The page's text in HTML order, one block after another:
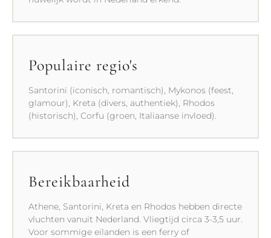
Populaire regio's
Santorini (iconisch, romantisch), Mykonos (feest,
glamour), Kreta (divers, authentiek), Rhodos
(historisch), Corfu (groen, Italiaanse invloed).
Bereikbaarheid
Athene, Santorini, Kreta en Rhodos hebben directe
vluchten vanuit Nederland. Vliegtijd circa 3-3,5 uur.
Voor sommige eilanden is een ferry of